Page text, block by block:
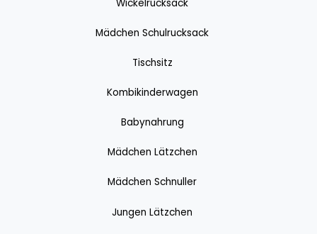
Wickelrucksack
Mädchen Schulrucksack
Tischsitz
Kombikinderwagen
Babynahrung
Mädchen Lätzchen
Mädchen Schnuller
Jungen Lätzchen